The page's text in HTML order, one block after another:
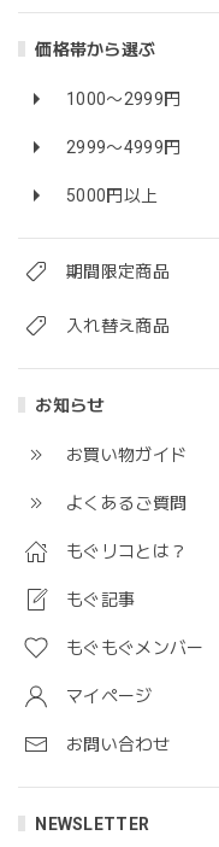
価格帯から選ぶ
1000〜2999円
2999〜4999円
5000円以上
期間限定商品
入れ替え商品
お知らせ
お買い物ガイド
よくあるご質問
もぐリコとは？
もぐ記事
もぐもぐメンバー
マイページ
お問い合わせ
NEWSLETTER